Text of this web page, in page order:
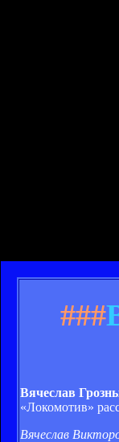
###
Вячеслав
«Локомотив»
Вячеслав